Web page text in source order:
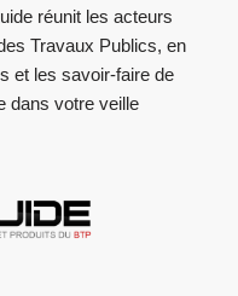
réunit les acteurs
Travaux Publics, en
et les savoir-faire de
dans votre veille